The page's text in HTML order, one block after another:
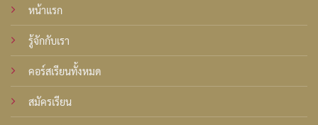
หน้าแรก
รู้จักกับเรา
คอร์สเรียนทั้งหมด
สมัครเรียน